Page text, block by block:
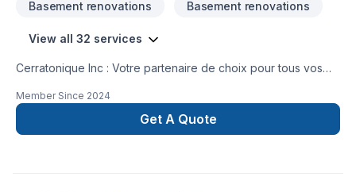
Basement renovations Basement renovations
View all 32 services
Cerratonique Inc : Votre partenaire de choix pour tous vos
carrelage, nous offrons une gamme complète de services de
construction pour transformer votre espace. De l'installation
de céramique haut de gamme à la finition intérieure
Member Since 2024
Get A Quote